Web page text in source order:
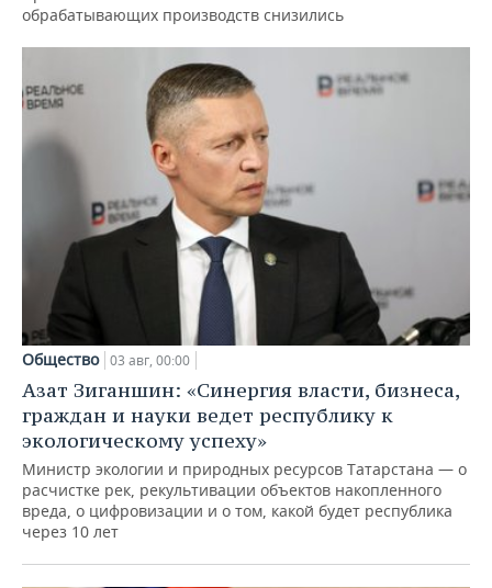
обрабатывающих производств снизились
Общество 03 авг, 00:00
Азат Зиганшин: «Синергия власти, бизнеса,
граждан и науки ведет республику к
экологическому успеху»
Министр экологии и природных ресурсов Татарстана — о
расчистке рек, рекультивации объектов накопленного
вреда, о цифровизации и о том, какой будет республика
через 10 лет